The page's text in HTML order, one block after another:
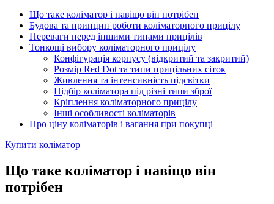
Що таке коліматор і навіщо він потрібен
Будова та принцип роботи коліматорного прицілу
Переваги перед іншими типами прицілів
Тонкощі вибору коліматорного прицілу
Конфігурація корпусу (відкритий та закритий)
Розмір Red Dot та типи прицільних сіток
Живлення та інтенсивність підсвітки
Підбір коліматора під різні типи зброї
Кріплення коліматорного прицілу
Інші особливості коліматорів
Про ціну коліматорів і вагання при покупці
Купити коліматор
Що таке коліматор і навіщо він
потрібен